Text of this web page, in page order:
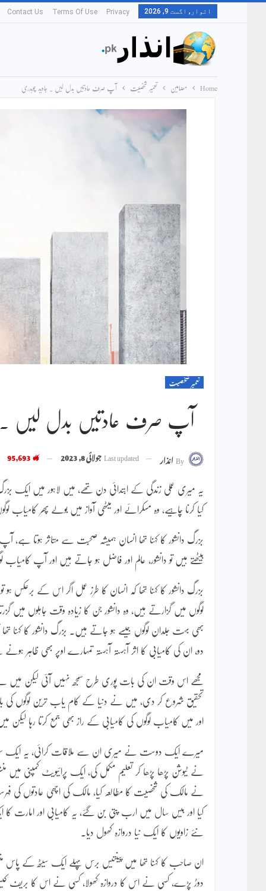
اتوار, اگست 9, 2026 Privacy
Terms Of Use
Contact Us
Home مضامین تعمیر شخصیت آپ صرف عادتیں بدل لیں ۔ جاوید چوہدری
تعمیر شخصیت
آپ صرف عادتیں بدل لیں ۔
Byانذار Last updatedجولائی 8, 2023
یہ میری عملی زندگی کے ابتدائی دن تھے، میں لاہور میں ایک
کیا کرنا چاہیے، وہ مسکرائے اور میٹھی آواز میں بولے پھر کامیاب
بزرگ دانشور کا کہنا تھا انسان ہمیشہ صحبت سے متاثر ہوتا
بیٹھتے ہیں تو دانشور، عالم اور فاضل ہو جاتے ہیں اور آپ
بزرگ دانشور کا کہنا تھا کہ انسان کا طرز عمل اگر اس کے برعکس
لوگوں میں گزارتے ہیں، وہ دانشور جن کا زیادہ وقت جاہلوں
بھی بہت جلدان لوگوں جیسے ہو جاتے ہیں۔ بزرگ دانشور کا کہنا
دو، ان کی کامیابی کا اثر آہستہ آہستہ تمہارے اوپر بھی ظاہر
مجھے اس وقت ان کی بات پوری طرح سمجھ نہیں آئی لیکن
تحقیق شروع کر دی، میں نے دنیا کے کام یاب ترین لوگوں کی
اور میں کامیاب لوگوں کی کامیابی کے راز بھی جمع کرتا رہا
میرے ایک دوست نے میری ان سے ملاقات کرائی، یہ ایک سیلف
نے ٹیوشن پڑھا پڑھا کر تعلیم مکمل کی، ایک پرائیویٹ کمپنی
نے مالک کی شخصیت کا مطالعہ کیا، مالک کی اچھی عادتوں کی
کیا اور بیس سال میں ارب پتی بن گئے، یہ کامیابی اور امارت
نئے زاویوں کا ایک نیا دروازہ کھول دیا۔
ان صاحب کا کہنا تھا میں پینتیس برس پہلے ایک سیٹھ کے پاس
دوڑ پڑے، کسی نے اس کا دروازہ کھولا، کسی نے اس کا بریف